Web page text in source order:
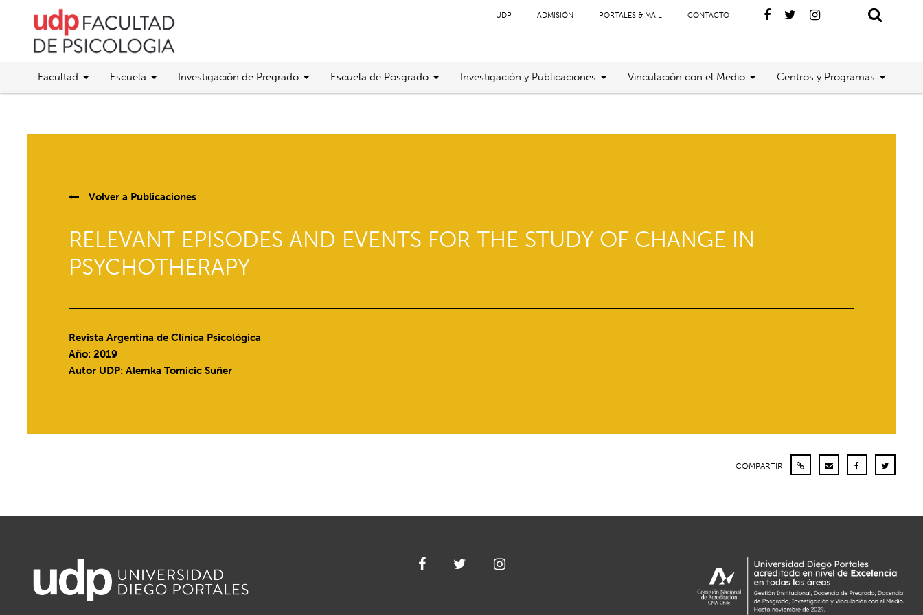
UDP ADMISIÓN PORTALES & MAIL CONTACTO
Facultad Escuela Investigación de Pregrado Escuela de Posgrado Investigación y Publicaciones Vinculación con el Medio Centros y Programas
Volver a Publicaciones
RELEVANT EPISODES AND EVENTS FOR THE STUDY OF CHANGE IN
PSYCHOTHERAPY
Revista Argentina de Clínica Psicológica
Año: 2019
Autor UDP:Alemka Tomicic Suñer
COMPARTIR